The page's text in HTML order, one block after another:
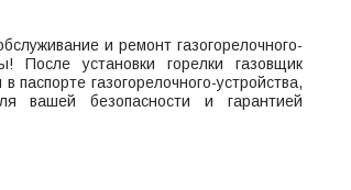
и ремонт газогорелочного-
После установки горелки газовщик
газогорелочного-устройства,
вашей безопасности и гарантией